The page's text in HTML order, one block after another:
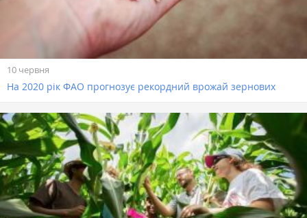
10 червня
На 2020 рік ФАО прогнозує рекордний врожай зернових